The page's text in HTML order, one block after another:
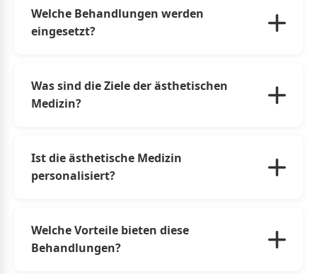
Behandlungen zur Verbesserung oder
Erhaltung des äußeren Erscheinungsbildes
Welche Behandlungen werden
eingesetzt?
Botulinumtoxin), Peelings, Laserbehandlungen,
moderne Hautpflege und Verfahren zur
Was sind die Ziele der ästhetischen
Medizin?
Hautunregelmäßigkeiten zu korrigieren und
die Gesichtsharmonie zu verbessern, bei
Ist die ästhetische Medizin
personalisiert?
Bedürfnisse, die Gesichtsstruktur und die
Erwartungen des Patienten angepasst.
Welche Vorteile bieten diese
Behandlungen?